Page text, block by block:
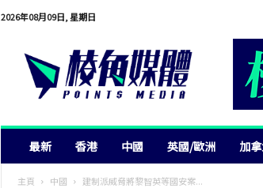
2026年08月09日, 星期日
最新 香港 中國 英國/歐洲 加
主頁 中國 建制派威脅將黎智英等國安案...